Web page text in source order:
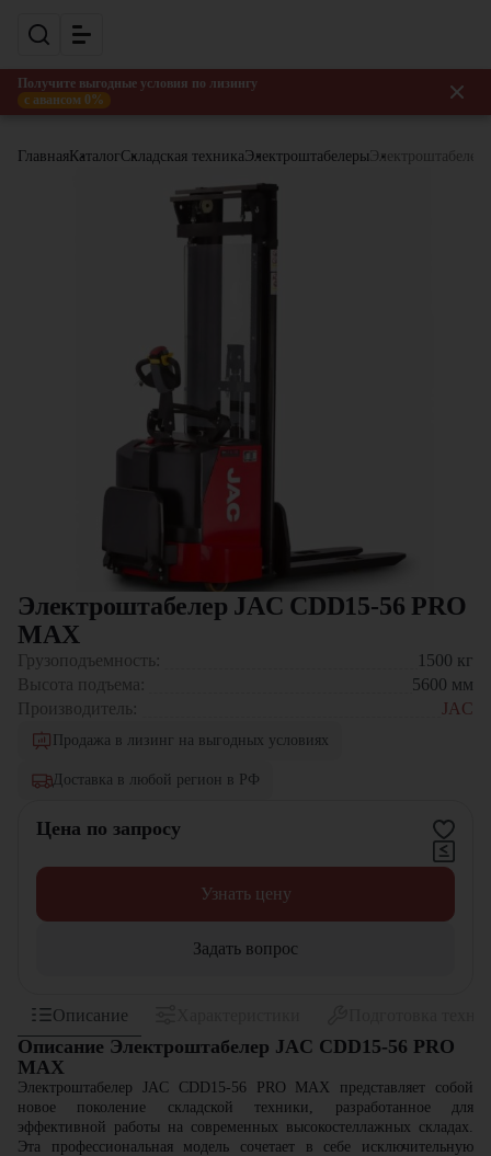
Получите выгодные условия по лизингу
с авансом 0%
Главная КаталогСкладская техникаЭлектроштабелеры
Электроштабелер JAC CDD15-56 PRO
MAX
Грузоподъемность: 1500 кг
Высота подъема:
5600 мм
Производитель:
JAC
Продажа в лизинг на выгодных условиях
Доставка в любой регион в РФ
Цена по запросу
Узнать цену
Задать вопрос
Описание
Описание Электроштабелер JAC CDD15-56 PRO
MAX
Электроштабелер JAC CDD15-56 PRO MAX представляет собой
новое поколение складской техники, разработанное для
эффективной работы на современных высокостеллажных складах.
Эта профессиональная модель сочетает в себе исключительную